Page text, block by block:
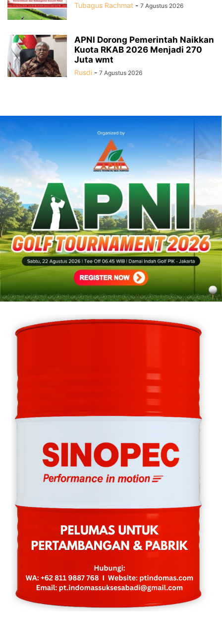
Tubagus Rachmat - 7 Agustus 2026
APNI Dorong Pemerintah Naikkan
Kuota RKAB 2026 Menjadi 270
Juta wmt
Rusdi - 7 Agustus 2026